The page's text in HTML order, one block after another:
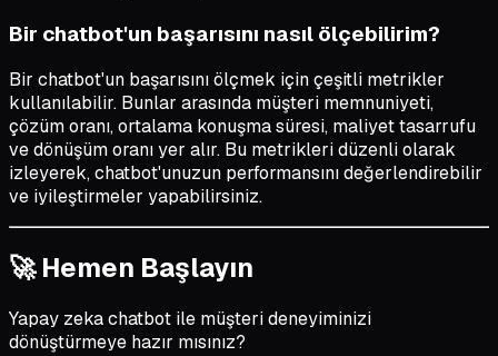
Bir chatbot'un başarısını nasıl ölçebilirim?
Bir chatbot'un başarısını ölçmek için çeşitli metrikler
kullanılabilir. Bunlar arasında müşteri memnuniyeti,
çözüm oranı, ortalama konuşma süresi, maliyet tasarrufu
ve dönüşüm oranı yer alır. Bu metrikleri düzenli olarak
izleyerek, chatbot'unuzun performansını değerlendirebilir
ve iyileştirmeler yapabilirsiniz.
🚀 Hemen Başlayın
Yapay zeka chatbot ile müşteri deneyiminizi
dönüştürmeye hazır mısınız?